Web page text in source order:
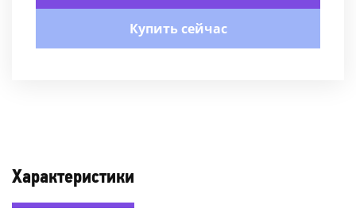
Купить сейчас
Характеристики